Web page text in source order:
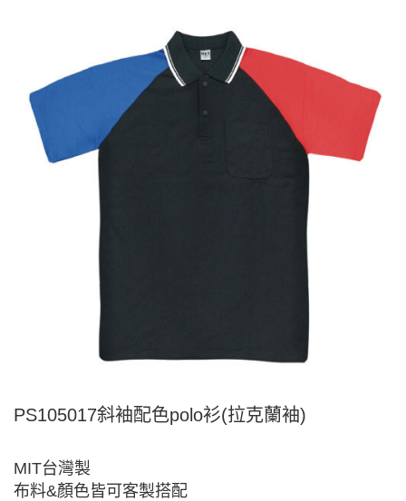
PS105017斜袖配色polo衫(拉克蘭袖)
MIT台灣製
布料&顏色皆可客製搭配